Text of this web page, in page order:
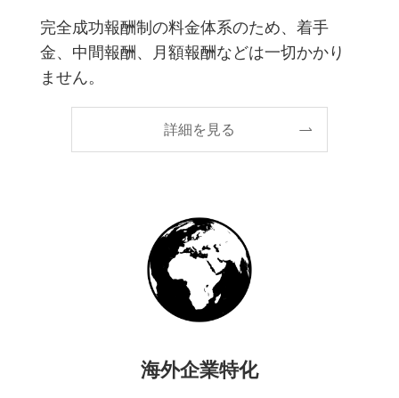
完全成功報酬制の料金体系のため、着手
金、中間報酬、月額報酬などは一切かかり
ません。
詳細を見る
海外企業特化